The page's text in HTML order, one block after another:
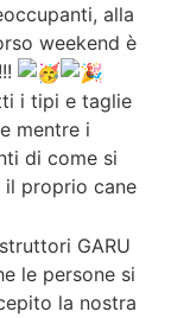
alla
weekend è
i tipi e taglie
mentre i
di come si
proprio cane
GARU
le persone si
la nostra